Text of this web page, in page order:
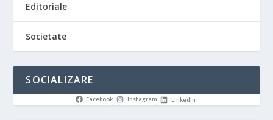
Editoriale
Societate
SOCIALIZARE
Facebook Instagram LinkedIn